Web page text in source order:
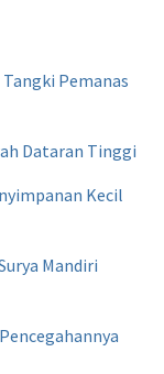
Pemanas
Dataran Tinggi
Kecil
Mandiri